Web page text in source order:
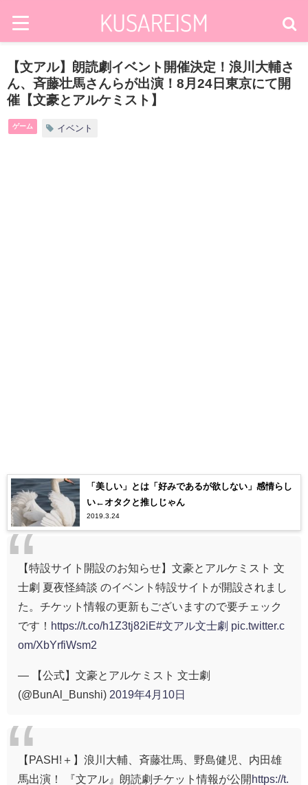
【文アル】朗読劇イベント開催決定！浪川大輔さ
ん、斉藤壮馬さんらが出演！8月24日東京にて開
催【文豪とアルケミスト】
ゲーム イベント
「美しい」とは「好みであるが欲しない」感情らし
い←オタクと推しじゃん
2019.3.24
【特設サイト開設のお知らせ】文豪とアルケミスト 文
士劇 夏夜怪綺談 のイベント特設サイトが開設されまし
た。チケット情報の更新もございますので要チェック
です！ https://t.co/h1Z3tj82iE#文アル文士劇 pic.twitter.c
om/XbYrfiWsm2
— 【公式】文豪とアルケミスト 文士劇
(@BunAl_Bunshi) 2019年4月10日
【PASH!＋】浪川大輔、斉藤壮馬、野島健児、内田雄
馬出演！ 『文アル』朗読劇チケット情報が公開 https://t.